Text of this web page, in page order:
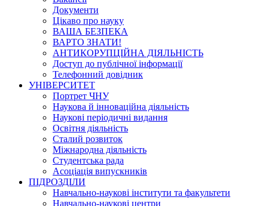
Документи
Цікаво про науку
ВАША БЕЗПЕКА
ВАРТО ЗНАТИ!
АНТИКОРУПЦІЙНА ДІЯЛЬНІСТЬ
Доступ до публічної інформації
Телефонний довідник
УНІВЕРСИТЕТ
Портрет ЧНУ
Наукова й інноваційна діяльність
Наукові періодичні видання
Освітня діяльність
Сталий розвиток
Міжнародна діяльність
Студентська рада
Асоціація випускників
ПІДРОЗДІЛИ
Навчально-наукові інститути та факультети
Навчально-наукові центри